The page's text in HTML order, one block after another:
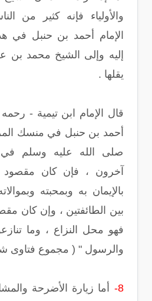
والأولياء فإنه كثير من
الإمام أحمد بن حنبل في
إليه وإلى الشيخ محمد بن
يقلها .
قال الإمام ابن تيمية -
أحمد بن حنبل في منسك
صلى الله عليه وسلم في
آخرون ، فإن كان مقصود
بالإيمان به وبمحبته
بين الطائفتين ، وإن كان
فهو محل النزاع ، وما
والرسول " ( مجموع فتاوى شيخ
8-
أما زيارة الأضرحة